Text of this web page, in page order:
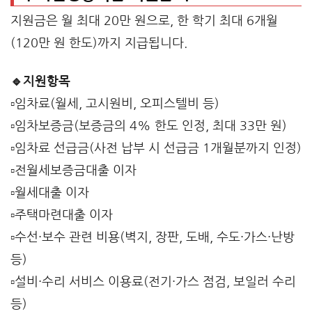
지원금은 월 최대 20만 원으로, 한 학기 최대 6개월
(120만 원 한도)까지 지급됩니다.
🔹지원항목
▫️임차료(월세, 고시원비, 오피스텔비 등)
▫️임차보증금(보증금의 4% 한도 인정, 최대 33만 원)
▫️임차료 선급금(사전 납부 시 선급금 1개월분까지 인정)
▫️전월세보증금대출 이자
▫️월세대출 이자
▫️주택마련대출 이자
▫️수선·보수 관련 비용(벽지, 장판, 도배, 수도·가스·난방
등)
▫️설비·수리 서비스 이용료(전기·가스 점검, 보일러 수리
등)